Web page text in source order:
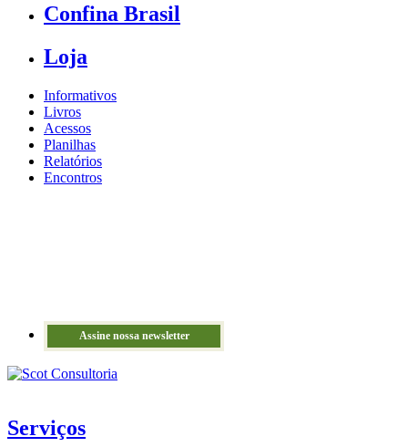
Confina Brasil
Loja
Informativos
Livros
Acessos
Planilhas
Relatórios
Encontros
Assine nossa newsletter
Serviços